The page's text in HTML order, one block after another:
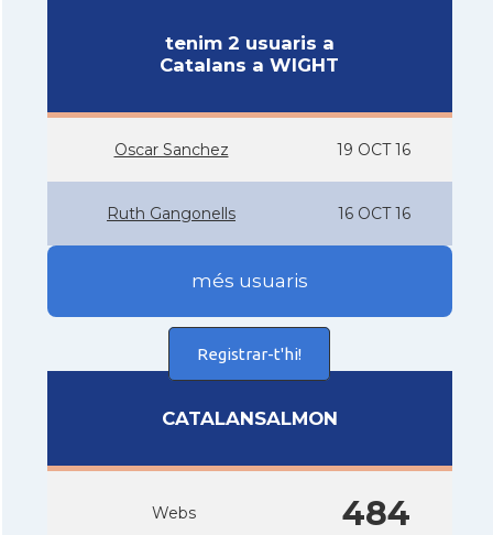
tenim 2 usuaris a
Catalans a WIGHT
Oscar Sanchez 19 OCT 16
Ruth Gangonells 16 OCT 16
més usuaris
Registrar-t'hi!
CATALANSALMON
Webs 484